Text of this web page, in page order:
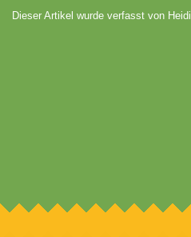
Dieser Artikel wurde verfasst von Heidi